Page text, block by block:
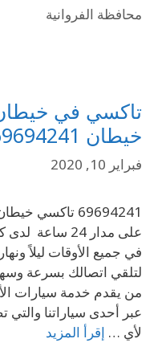
محافظة الفروانية
تاكسي في
خيطان 69694241
فبراير 10, 2020
69694241
على مدار 24
في جميع الأوقات ليلاً
لتلقي اتصالك بسرعة
من يقدم خدمة سيارات
عبر أحدى سياراتنا
لأي … إقرأ المزيد